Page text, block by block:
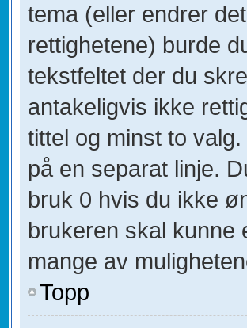
tema (eller endrer
rettighetene) burde
tekstfeltet der du
antakeligvis ikke
tittel og minst to
på en separat linje.
bruk 0 hvis du ikke
brukeren skal kunne
mange av
Topp